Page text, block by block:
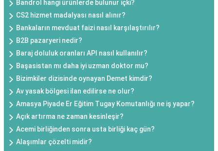
Bandrol hangi ürünlerde bulunur içki?
CS2 hizmet madalyası nasıl alınır?
Bankaların mevduat faizi nasıl karşılaştırılır?
B2B pazaryeri nedir?
Baraj doluluk oranları API nasıl kullanılır?
Başasistan mı daha iyi uzman doktor mu?
Bizimkiler dizisinde oynayan Demet kimdir?
Av yasak bölgesi ilan edilirse ne olur?
Amasya Piyade Er Eğitim Tugay Komutanlığı ne iş yapar?
Açık artırma ne zaman kesinleşir?
Acemi birliğinden sonra usta birliği kaç gün?
Alaşımlar çözelti midir?